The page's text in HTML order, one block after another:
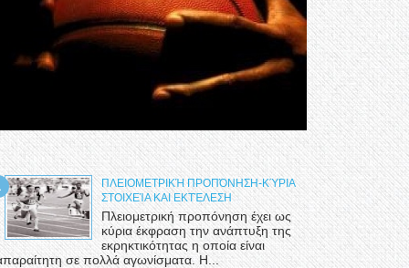
ΠΛΕΙΟΜΕΤΡΙΚΉ ΠΡΟΠΌΝΗΣΗ-ΚΎΡΙΑ
ΣΤΟΙΧΕΊΑ ΚΑΙ ΕΚΤΈΛΕΣΗ
Πλειομετρική προπόνηση έχει ως
κύρια έκφραση την ανάπτυξη της
εκρηκτικότητας η οποία είναι
σε πολλά αγωνίσματα. Η...